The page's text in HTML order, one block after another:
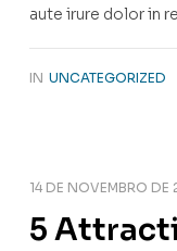
aute irure dolor in
IN UNCATEGORIZED
14 DE NOVEMBRO DE
5